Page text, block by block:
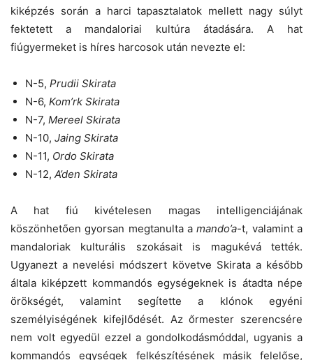
kiképzés során a harci tapasztalatok mellett nagy súlyt
fektetett a mandaloriai kultúra átadására. A hat
fiúgyermeket is híres harcosok után nevezte el:
N-5, Prudii Skirata
N-6, Kom’rk Skirata
N-7, Mereel Skirata
N-10, Jaing Skirata
N-11, Ordo Skirata
N-12, A’den Skirata
A hat fiú kivételesen magas intelligenciájának
köszönhetően gyorsan megtanulta amando’a-t, valamint a
mandaloriak kulturális szokásait is magukévá tették.
Ugyanezt a nevelési módszert követve Skirata a később
általa kiképzett kommandós egységeknek is átadta népe
örökségét, valamint segítette a klónok egyéni
személyiségének kifejlődését. Az őrmester szerencsére
nem volt egyedül ezzel a gondolkodásmóddal, ugyanis a
kommandós egységek felkészítésének másik felelőse,